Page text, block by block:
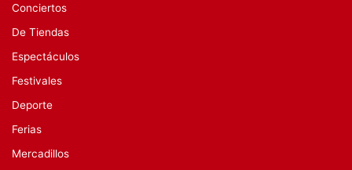
Conciertos
De Tiendas
Espectáculos
Festivales
Deporte
Ferias
Mercadillos